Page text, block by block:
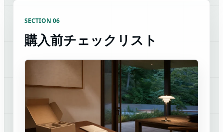
SECTION 06
購入前チェックリスト